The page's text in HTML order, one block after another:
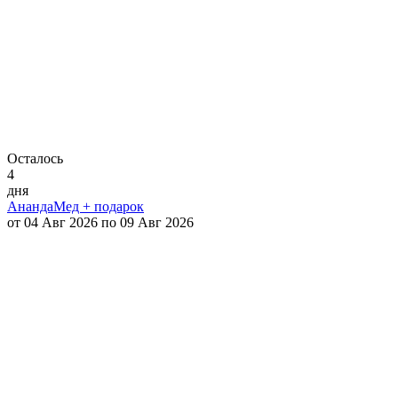
Осталось
4
дня
АнандаМед + подарок
от 04 Авг 2026 по 09 Авг 2026